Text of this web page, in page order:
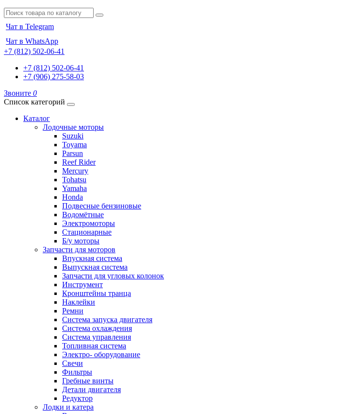
Чат в Telegram
Чат в WhatsApp
+7 (812) 502-06-41
+7 (812) 502-06-41
+7 (906) 275-58-03
Звоните 0
Список категорий
Каталог
Лодочные моторы
Suzuki
Toyama
Parsun
Reef Rider
Mercury
Tohatsu
Yamaha
Honda
Подвесные бензиновые
Водомётные
Электромоторы
Стационарные
Б/у моторы
Запчасти для моторов
Впускная система
Выпускная система
Запчасти для угловых колонок
Инструмент
Кронштейны транца
Наклейки
Ремни
Система запуска двигателя
Система охлаждения
Система управления
Топливная система
Электро- оборудование
Свечи
Фильтры
Гребные винты
Детали двигателя
Редуктор
Лодки и катера